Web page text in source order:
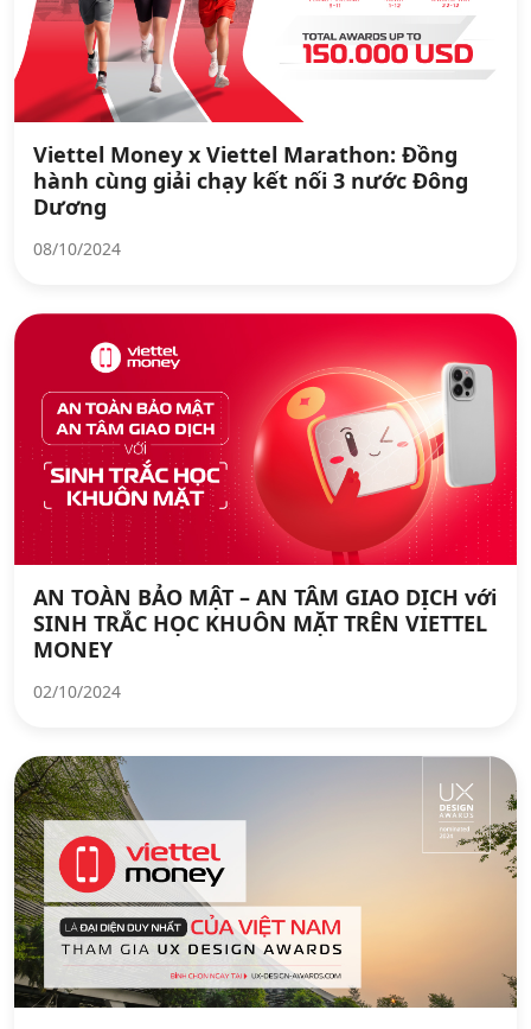
Viettel Money x Viettel Marathon: Đồng
hành cùng giải chạy kết nối 3 nước Đông
Dương
08/10/2024
AN TOÀN BẢO MẬT – AN TÂM GIAO DỊCH với
SINH TRẮC HỌC KHUÔN MẶT TRÊN VIETTEL
MONEY
02/10/2024